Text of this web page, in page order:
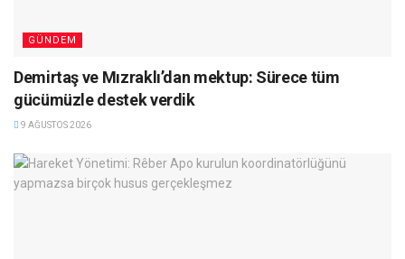
GÜNDEM
Demirtaş ve Mızraklı’dan mektup: Sürece tüm
gücümüzle destek verdik
9 AĞUSTOS 2026